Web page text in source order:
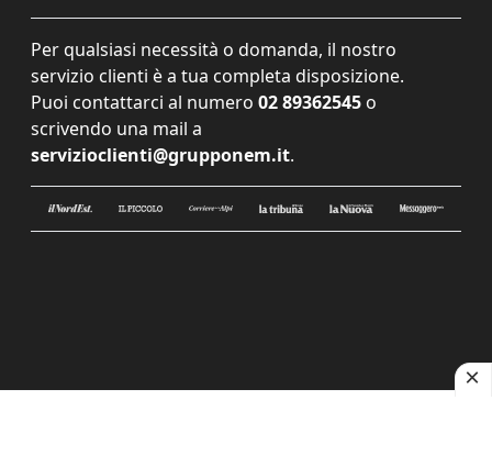
Per qualsiasi necessità o domanda, il nostro
servizio clienti è a tua completa disposizione.
Puoi contattarci al numero 02 89362545 o
scrivendo una mail a
servizioclienti@grupponem.it.